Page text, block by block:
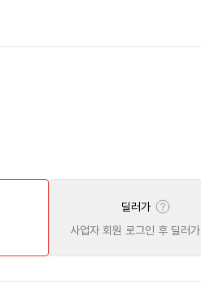
딜러가
사업자 회원 로그인 후 딜러